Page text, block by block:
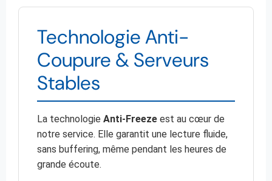
Technologie Anti-
Coupure & Serveurs
Stables
La technologie Anti-Freeze est au cœur de
notre service. Elle garantit une lecture fluide,
sans buffering, même pendant les heures de
grande écoute.